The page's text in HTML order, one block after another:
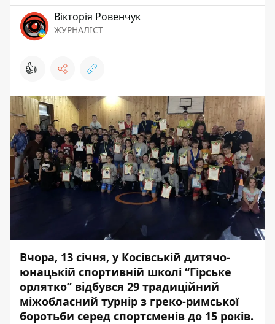
Вікторія Ровенчук
ЖУРНАЛІСТ
👍
Вчора, 13 січня, у Косівській дитячо-
юнацькій спортивній школі “Гірське
орлятко” відбувся 29 традиційний
міжобласний турнір з греко-римської
боротьби серед спортсменів до 15 років.